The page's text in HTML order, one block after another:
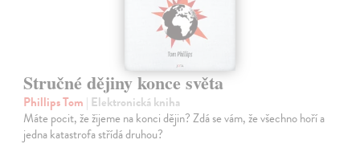
Stručné dějiny konce světa
Phillips Tom | Elektronická kniha
Máte pocit, že žijeme na konci dějin? Zdá se vám, že všechno hoří a
jedna katastrofa střídá druhou?